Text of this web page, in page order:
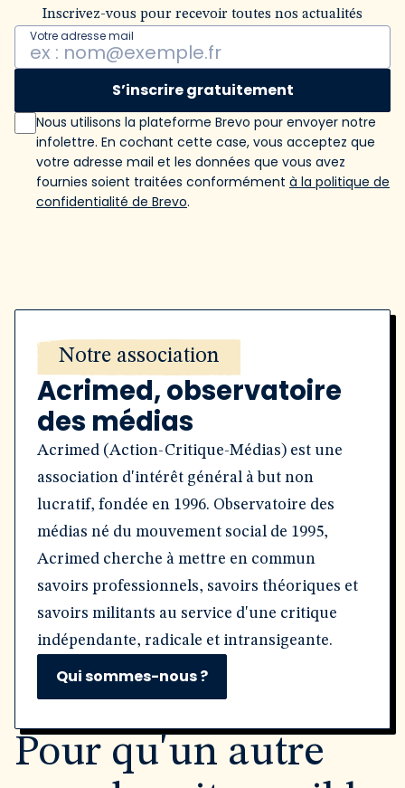
Inscrivez-vous pour recevoir toutes nos actualités
Votre adresse mail
S’inscrire gratuitement
Nous utilisons la plateforme Brevo pour envoyer notre
infolettre. En cochant cette case, vous acceptez que
votre adresse mail et les données que vous avez
fournies soient traitées conformément à la politique de
confidentialité de Brevo.
Notre association
Acrimed, observatoire
des médias
Acrimed (Action-Critique-Médias) est une
association d'intérêt général à but non
lucratif, fondée en 1996. Observatoire des
médias né du mouvement social de 1995,
Acrimed cherche à mettre en commun
savoirs professionnels, savoirs théoriques et
savoirs militants au service d'une critique
indépendante, radicale et intransigeante.
Qui sommes-nous ?
Pour qu'un autre